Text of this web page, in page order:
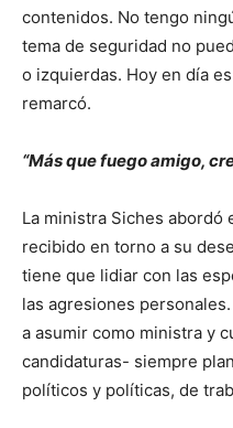
contenidos. No tengo
tema de seguridad no
o izquierdas. Hoy en día
remarcó.
“Más que fuego amigo,
La ministra Siches abordó
recibido en torno a su
tiene que lidiar con las
las agresiones
a asumir como ministra y
candidaturas- siempre
políticos y políticas, de